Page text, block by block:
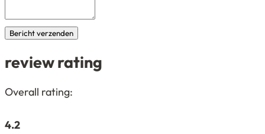
Bericht verzenden
review rating
4,2
based
Overall rating:
4.2